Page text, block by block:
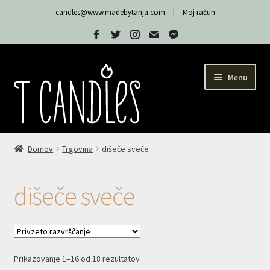
candles@www.madebytanja.com | Moj račun
Menu
Moj račun
Nakup
Košarica
Domov Trgovina dišeče sveče
dišeče sveče
Prikazovanje 1–16 od 18 rezultatov